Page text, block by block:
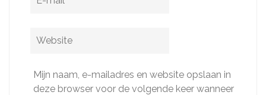
Website
Mijn naam, e-mailadres en website opslaan in
deze browser voor de volgende keer wanneer